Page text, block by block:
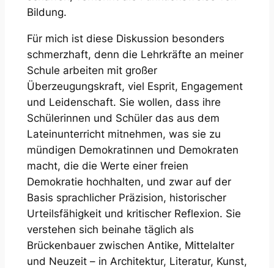
Bildung.
Für mich ist diese Diskussion besonders
schmerzhaft, denn die Lehrkräfte an meiner
Schule arbeiten mit großer
Überzeugungskraft, viel Esprit, Engagement
und Leidenschaft. Sie wollen, dass ihre
Schülerinnen und Schüler das aus dem
Lateinunterricht mitnehmen, was sie zu
mündigen Demokratinnen und Demokraten
macht, die die Werte einer freien
Demokratie hochhalten, und zwar auf der
Basis sprachlicher Präzision, historischer
Urteilsfähigkeit und kritischer Reflexion. Sie
verstehen sich beinahe täglich als
Brückenbauer zwischen Antike, Mittelalter
und Neuzeit – in Architektur, Literatur, Kunst,